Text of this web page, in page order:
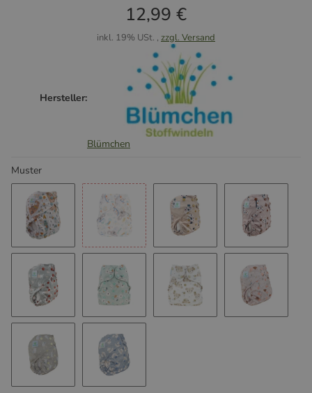
12,99 €
inkl. 19% USt. , zzgl. Versand
Hersteller:
Blümchen
Muster
Mama Bär Koala Liebe Cozy Lion Cozy
Cozy Dog Cozy Schildkröte